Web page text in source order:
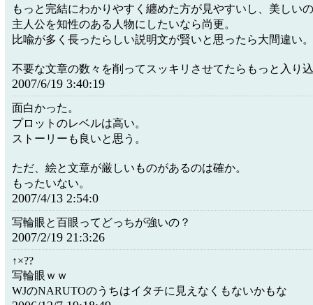
もっと完結にわかりやすく纏めた方が見やすいし、美しい
主人公を知性のある人物にしたいなら尚更。
比喩が多く長ったらしい説明文が賢いと思ったら大間違い。
不要な文章の数々を削ってスッキリさせてたらもっと入り
2007/6/19 3:40:19
面白かった。
プロットのレベルは高い。
ストーリーも良いと思う。
ただ、絵と文章が厳しいものがあるのは確か。
もったいない。
2007/4/13 2:54:0
写輪眼と百眼ってどっちが強いの？
2007/2/19 21:3:26
↑×??
写輪眼ｗｗ
WJのNARUTOのうちはイタチに見えなくもないかもな